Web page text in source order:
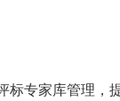
标专家库管理，